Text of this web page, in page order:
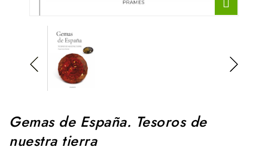
Gemas de España. Tesoros de
nuestra tierra